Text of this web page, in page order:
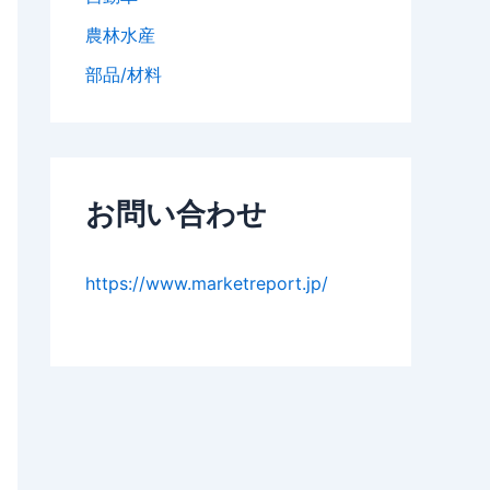
農林水産
部品/材料
お問い合わせ
https://www.marketreport.jp/